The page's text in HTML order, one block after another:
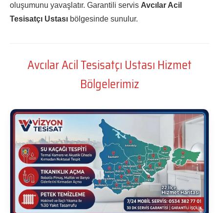
oluşumunu yavaşlatır. Garantili servis Avcılar Acil
Tesisatçı Ustası bölgesinde sunulur.
Avcılar Acil Tesisatçı Ustası Hizmet
Bölgelerimiz